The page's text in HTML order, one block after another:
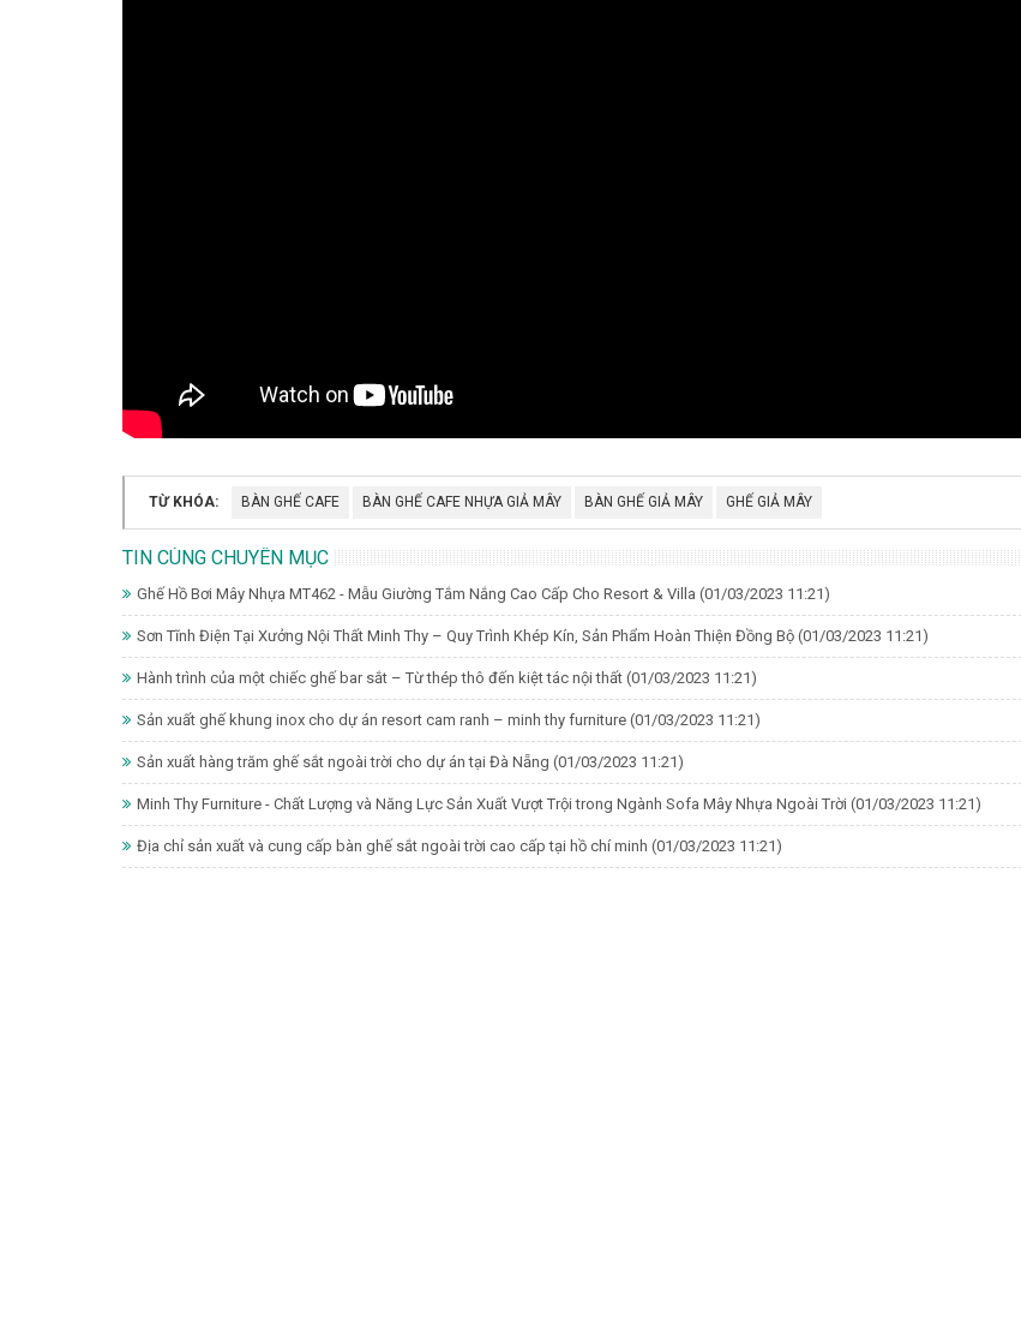
TỪ KHÓA: BÀN GHẾ CAFE BÀN GHẾ CAFE NHỰA GIẢ MÂY BÀN GHẾ GIẢ MÂY GHẾ GIẢ MÂY
TIN CÙNG CHUYÊN MỤC
Ghế Hồ Bơi Mây Nhựa MT462 - Mẫu Giường Tắm Nắng Cao Cấp Cho Resort & Villa (01/03/2023 11:21)
Sơn Tĩnh Điện Tại Xưởng Nội Thất Minh Thy – Quy Trình Khép Kín, Sản Phẩm Hoàn Thiện Đồng Bộ (01/03/2023 11:21)
Hành trình của một chiếc ghế bar sắt – Từ thép thô đến kiệt tác nội thất (01/03/2023 11:21)
Sản xuất ghế khung inox cho dự án resort cam ranh – minh thy furniture (01/03/2023 11:21)
Sản xuất hàng trăm ghế sắt ngoài trời cho dự án tại Đà Nẵng (01/03/2023 11:21)
Minh Thy Furniture - Chất Lượng và Năng Lực Sản Xuất Vượt Trội trong Ngành Sofa Mây Nhựa Ngoài Trời (01/03/2023 11:21)
Địa chỉ sản xuất và cung cấp bàn ghế sắt ngoài trời cao cấp tại hồ chí minh (01/03/2023 11:21)